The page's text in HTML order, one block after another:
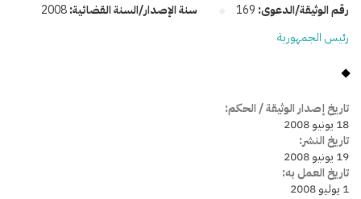
رقم الوثيقة/الدعوى: 169 سنة الإصدار/السنة القضائية:2008
رئيس الجمهورية
تاريخ إصدار الوثيقة / الحكم:
18 يونيو 2008
تاريخ النشر:
19 يونيو 2008
تاريخ العمل به:
1 يوليو 2008